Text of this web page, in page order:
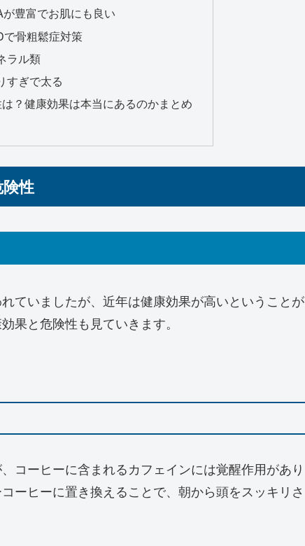
が豊富でお肌にも良い
で骨粗鬆症対策
ラル類
すぎで太る
？健康効果は本当にあるのかまとめ
性
ていましたが、近年は健康効果が高いということが
果と危険性も見ていきます。
コーヒーに含まれるカフェインには覚醒作用があり
ーヒーに置き換えることで、朝から頭をスッキリさ